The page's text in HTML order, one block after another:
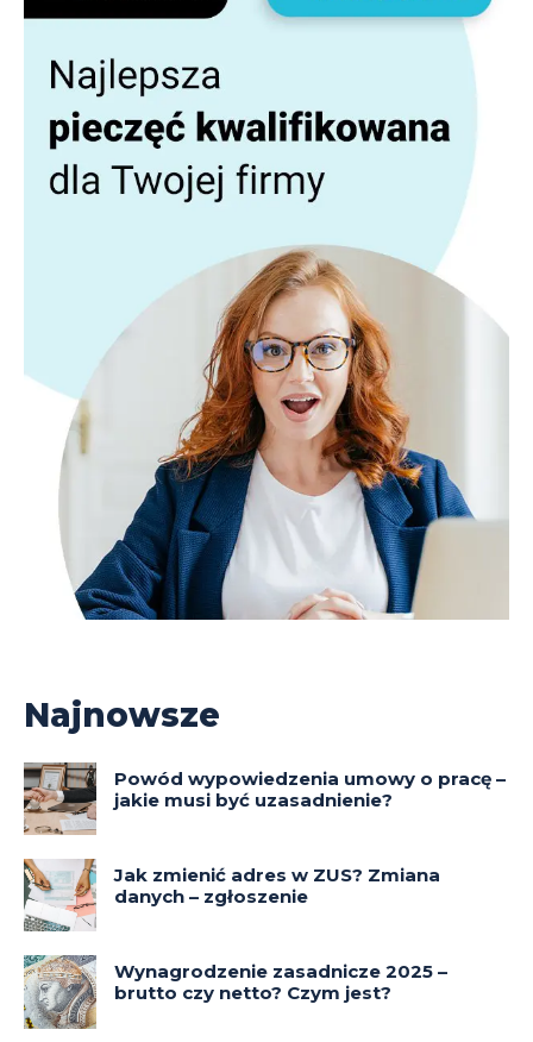
Najnowsze
Powód wypowiedzenia umowy o pracę –
jakie musi być uzasadnienie?
Jak zmienić adres w ZUS? Zmiana
danych – zgłoszenie
Wynagrodzenie zasadnicze 2025 –
brutto czy netto? Czym jest?